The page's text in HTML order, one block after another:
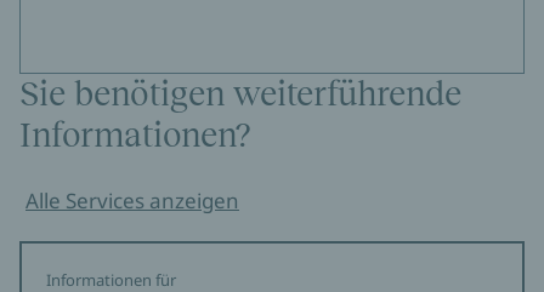
Sie benötigen weiterführende
Informationen?
Alle Services anzeigen
Informationen für